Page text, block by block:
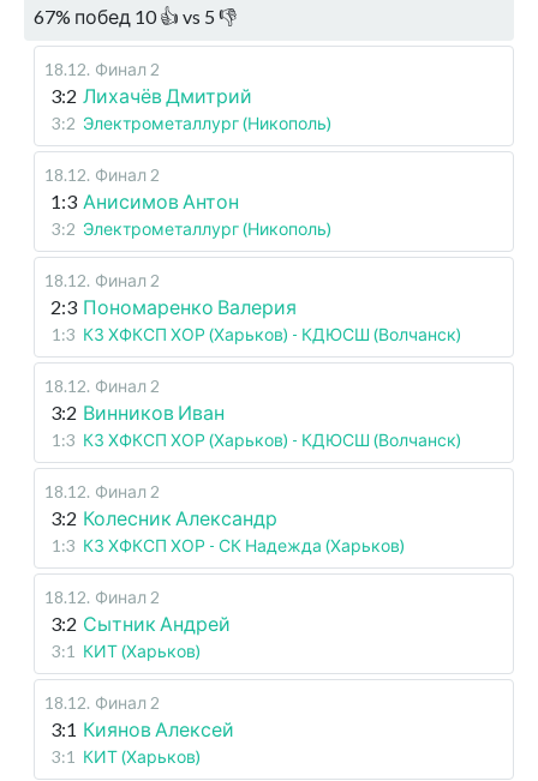
67% побед 10👍 vs 5 👎
18.12. Финал 2
3:2 Лихачёв Дмитрий
3:2 Электрометаллург (Никополь)
18.12. Финал 2
1:3 Анисимов Антон
3:2 Электрометаллург (Никополь)
18.12. Финал 2
2:3 Пономаренко Валерия
1:3 КЗ ХФКСП ХОР (Харьков) - КДЮСШ (Волчанск)
18.12. Финал 2
3:2 Винников Иван
1:3 КЗ ХФКСП ХОР (Харьков) - КДЮСШ (Волчанск)
18.12. Финал 2
3:2 Колесник Александр
1:3 КЗ ХФКСП ХОР - СК Надежда (Харьков)
18.12. Финал 2
3:2 Сытник Андрей
3:1 КИТ (Харьков)
18.12. Финал 2
3:1 Киянов Алексей
3:1 КИТ (Харьков)